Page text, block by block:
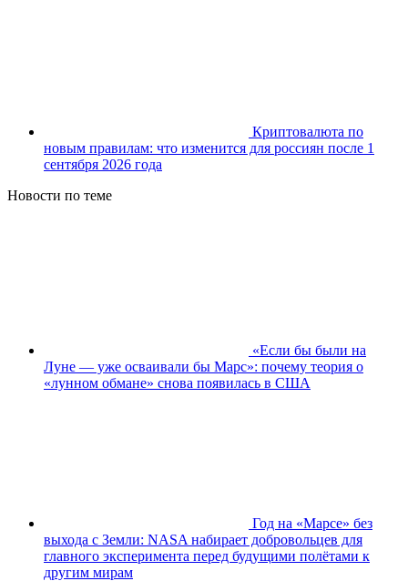
Криптовалюта по
новым правилам: что изменится для россиян после 1
сентября 2026 года
Новости по теме
«Если бы были на
Луне — уже осваивали бы Марс»: почему теория о
«лунном обмане» снова появилась в США
Год на «Марсе» без
выхода с Земли: NASA набирает добровольцев для
главного эксперимента перед будущими полётами к
другим мирам